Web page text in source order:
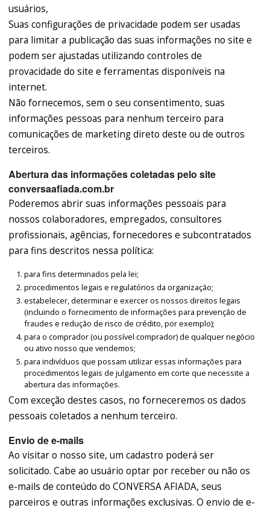
usuários,
Suas configurações de privacidade podem ser usadas
para limitar a publicação das suas informações no site e
podem ser ajustadas utilizando controles de
provacidade do site e ferramentas disponíveis na
internet.
Não fornecemos, sem o seu consentimento, suas
informações pessoas para nenhum terceiro para
comunicações de marketing direto deste ou de outros
terceiros.
Abertura das informações coletadas pelo site
conversaafiada.com.br
Poderemos abrir suas informações pessoais para
nossos colaboradores, empregados, consultores
profissionais, agências, fornecedores e subcontratados
para fins descritos nessa política:
para fins determinados pela lei;
procedimentos legais e regulatórios da organização;
estabelecer, determinar e exercer os nossos direitos legais
(incluindo o fornecimento de informações para prevenção de
fraudes e redução de risco de crédito, por exemplo);
para o comprador (ou possível comprador) de qualquer negócio
ou ativo nosso que vendemos;
para indivíduos que possam utilizar essas informações para
procedimentos legais de julgamento em corte que necessite a
abertura das informações.
Com exceção destes casos, no forneceremos os dados
pessoais coletados a nenhum terceiro.
Envio de e-mails
Ao visitar o nosso site, um cadastro poderá ser
solicitado. Cabe ao usuário optar por receber ou não os
e-mails de conteúdo do CONVERSA AFIADA, seus
parceiros e outras informações exclusivas. O envio de e-